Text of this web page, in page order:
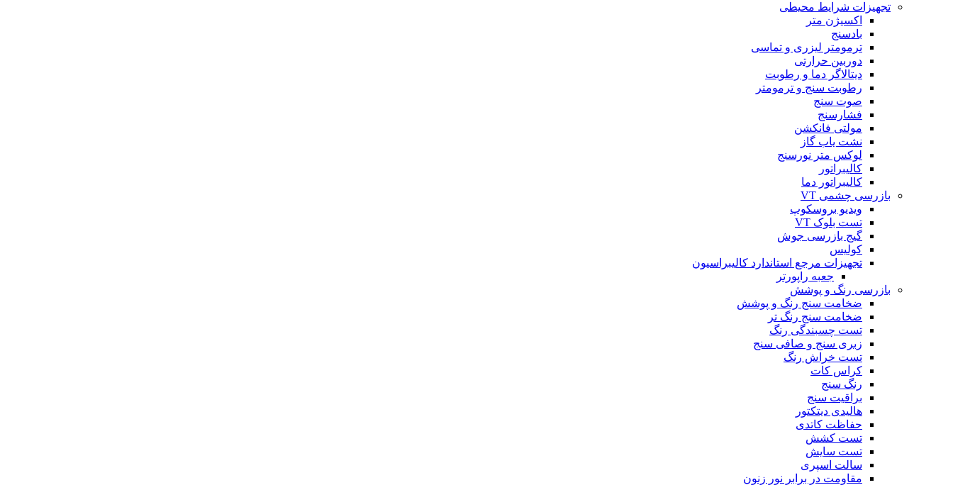
تجهیزات شرایط محیطی
اکسیژن متر
بادسنج
ترمومتر لیزری و تماسی
دوربین حرارتی
دیتالاگر دما و رطوبت
رطوبت سنج و ترمومتر
صوت سنج
فشارسنج
مولتی فانکشن
نشت یاب گاز
لوکس متر نورسنج
کالیبراتور
کالیبراتور دما
بازرسی چشمی VT
ویدیو بروسکوپ
تست بلوک VT
گیج بازرسی جوش
کولیس
تجهیزات مرجع استاندارد کالیبراسیون
جعبه راپورتر
بازرسی رنگ و پوشش
ضخامت سنج رنگ و پوشش
ضخامت سنج رنگ تر
تست چسبندگی رنگ
زبری سنج و صافی سنج
تست خراش رنگ
کراس کات
رنگ سنج
براقیت سنج
هالیدی دیتکتور
حفاظت کاتدی
تست کشش
تست سایش
سالت اسپری
مقاومت در برابر نور زنون